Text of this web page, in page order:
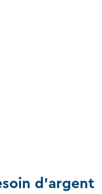
d'argent